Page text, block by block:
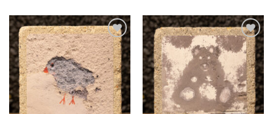
Ajouter
à la
wishlist
Ajouter
à la
wishlist